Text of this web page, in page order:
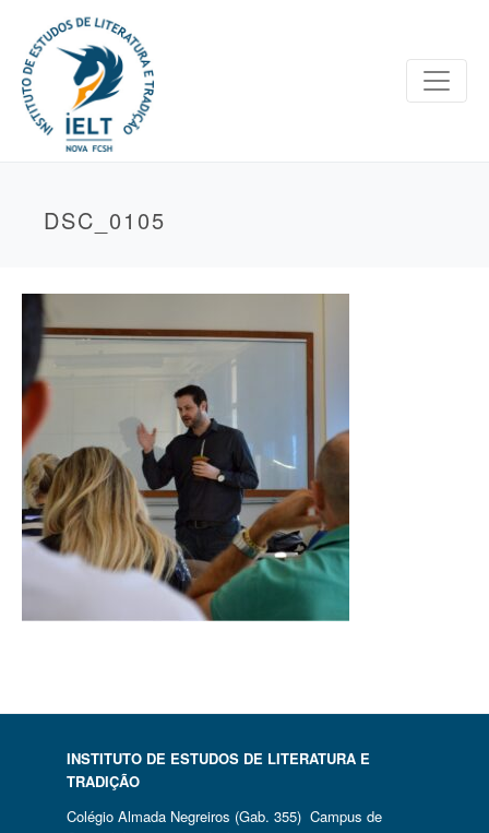
DSC_0105
INSTITUTO DE ESTUDOS DE LITERATURA E
TRADIÇÃO
Colégio Almada Negreiros (Gab. 355) Campus de